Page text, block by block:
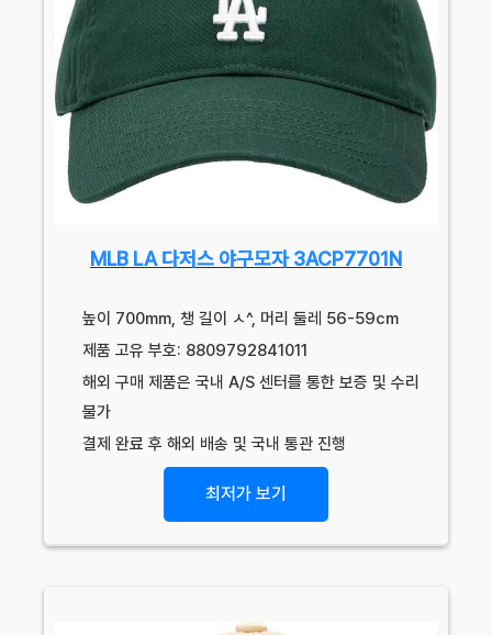
MLB LA 다저스 야구모자 3ACP7701N
높이 700mm, 챙 길이 ㅅ^, 머리 둘레 56-59cm
제품 고유 부호: 8809792841011
해외 구매 제품은 국내 A/S 센터를 통한 보증 및 수리
불가
결제 완료 후 해외 배송 및 국내 통관 진행
최저가 보기